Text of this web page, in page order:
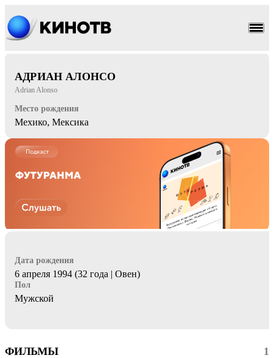
АДРИАН АЛОНСО
Adrian Alonso
Место рождения
Мехико, Мексика
Дата рождения
6 апреля 1994 (32 года | Овен)
Пол
Мужской
ФИЛЬМЫ 1